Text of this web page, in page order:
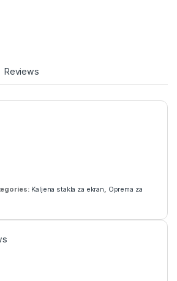
Reviews
Kaljena stakla za ekran
Oprema za